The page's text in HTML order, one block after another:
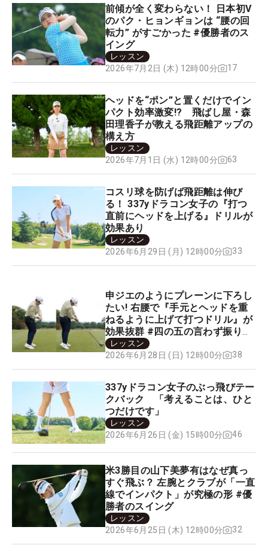
前傾が全く変わらない！ 日本初V
のパク・ヒョンギョンは “腰の回
転力” がすごかった #優勝者のス
イング
レッスン
2026年7月2日 (木) 12時00分
17
ヘッドを“ポン”と置くだけでイン
パクト効率激変!? 飛ばし屋・森
田理香子が教える飛距離アップの
構え方
レッスン
2026年7月1日 (水) 12時00分
63
コスリ球を防げば飛距離は伸び
る！ 337yドラコン女子の『打つ
直前にヘッドを上げる』ドリルが
効果あり
レッスン
2026年6月29日 (月) 12時00分
33
申ジエのようにプレーンに下ろし
たい! 右腰で『手元とヘッドを重
ねるように上げて打つドリル』が
効果抜群 #四の五の言わず振り氣
れレッスン
2026年6月28日 (日) 12時00分
38
337yドラコン女子のぶっ飛びテー
クバック 「考えることは、ひと
つだけです」
レッスン
2026年6月26日 (金) 15時00分
46
米3勝目の山下美夢有はなぜ真っ
すぐ飛ぶ？ 左腕とクラブが「一直
線でインパクト」が究極の形 #優
勝者のスイング
レッスン
2026年6月25日 (木) 12時00分
32